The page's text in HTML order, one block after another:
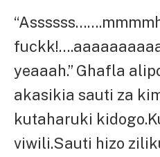
yeaaah.” Ghafla
akasikia sauti za
kutaharuki
viwili.Sauti hizo